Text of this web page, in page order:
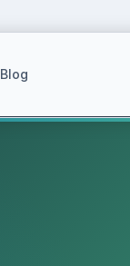
Blog